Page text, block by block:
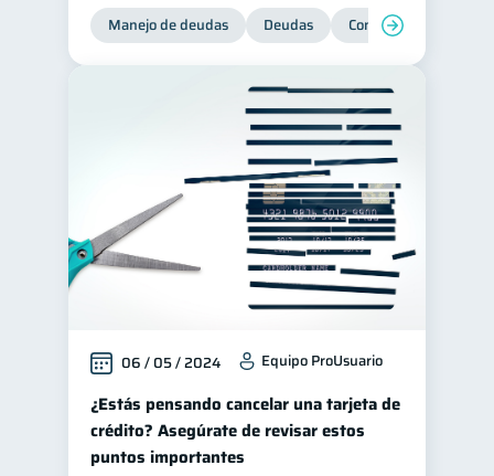
Manejo de deudas Deudas Control de deudas
06 / 05 / 2024 Equipo ProUsuario
¿Estás pensando cancelar una tarjeta de
crédito? Asegúrate de revisar estos
puntos importantes